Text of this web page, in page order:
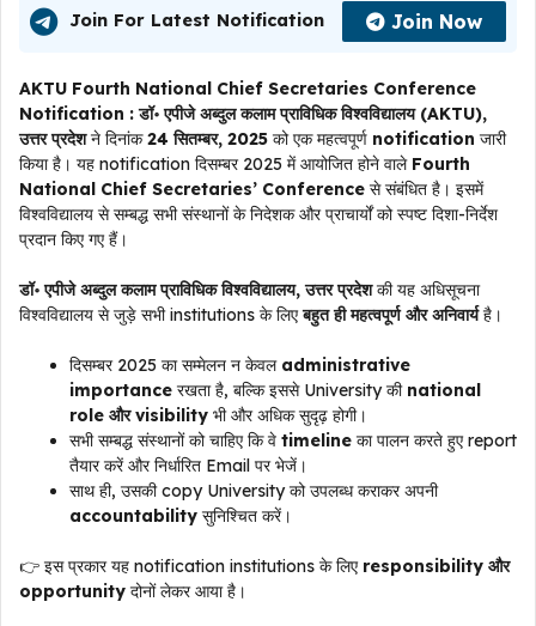
Join For Latest Notification Join Now
AKTU Fourth National Chief Secretaries Conference
Notification :डॉ॰ एपीजे अब्दुल कलाम प्राविधिक विश्वविद्यालय (AKTU),
उत्तर प्रदेशने दिनांक24 सितम्बर, 2025 को एक महत्वपूर्ण notification जारी
किया है। यह notification दिसम्बर 2025 में आयोजित होने वाले Fourth
National Chief Secretaries’ Conference से संबंधित है। इसमें
विश्वविद्यालय से सम्बद्ध सभी संस्थानों के निदेशक और प्राचार्यों को स्पष्ट दिशा-निर्देश
प्रदान किए गए हैं।
डॉ॰ एपीजे अब्दुल कलाम प्राविधिक विश्वविद्यालय, उत्तर प्रदेशकी यह अधिसूचना
विश्वविद्यालय से जुड़े सभी institutions के लिएबहुत ही महत्वपूर्ण और अनिवार्यहै।
दिसम्बर 2025 का सम्मेलन न केवल administrative
importance रखता है, बल्कि इससे University की national
role और visibility भी और अधिक सुदृढ़ होगी।
सभी सम्बद्ध संस्थानों को चाहिए कि वे timeline का पालन करते हुए report
तैयार करें और निर्धारित Email पर भेजें।
साथ ही, उसकी copy University को उपलब्ध कराकर अपनी
accountability सुनिश्चित करें।
👉 इस प्रकार यह notification institutions के लिए responsibility और
opportunity दोनों लेकर आया है।